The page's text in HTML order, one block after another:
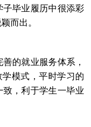
毕业履历中很添彩
而出。
的就业服务体系，
学模式，平时学习的
，利于学生一毕业